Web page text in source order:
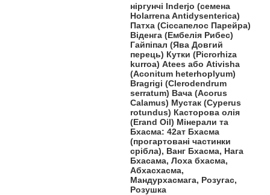
ніргунчі Inderjo (семена
Holarrena Antidysenterica)
Патха (Сіссапелос Парейра)
Віденга (Ембелія Рибес)
Гайпіпал (Ява Довгий
перець) Кутки (Picrorhiza
kurroa) Atees або Ativisha
(Aconitum heterhoplyum)
Bragrigi (Clerodendrum
serratum) Вача (Acorus
Calamus) Мустак (Cyperus
rotundus) Касторова олія
(Erand Oil) Мінерали та
Бхасма: 42ат Бхасма
(прогартовані частинки
срібла), Ванг Бхасма, Нага
Бхасама, Лоха бхасма,
Абхасхасма,
Мандурхасмага, Розугас,
Розушка